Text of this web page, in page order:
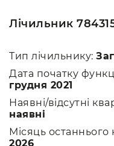
Лічильник
Тип лічильнику:
Дата початку
грудня 2021
Наявні/відсутні
наявні
Місяць останнього
2026